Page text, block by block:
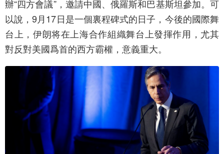
辦“四方會議”，邀請中國、俄羅斯和巴基斯坦參加。可
以說，9月17日是一個裏程碑式的日子，今後的國際舞
台上，伊朗将在上海合作組織舞台上發揮作用，尤其
對反對美國爲首的西方霸權，意義重大。